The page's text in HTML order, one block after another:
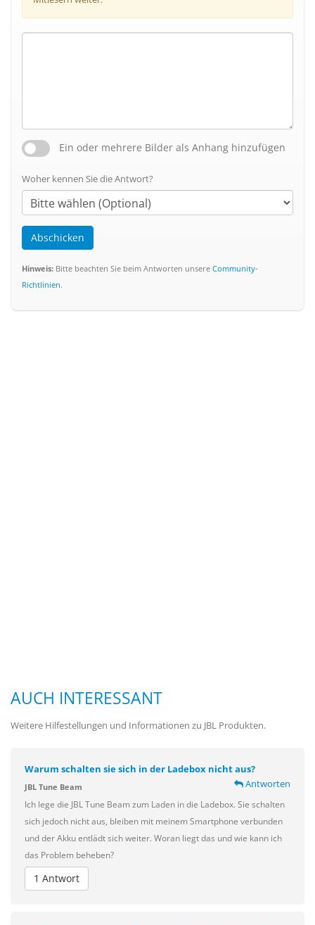
Ein oder mehrere Bilder als Anhang hinzufügen
Woher kennen Sie die Antwort?
Abschicken
Hinweis: Bitte beachten Sie beim Antworten unsere Community-
Richtlinien.
AUCH INTERESSANT
Weitere Hilfestellungen und Informationen zu JBL Produkten.
Warum schalten sie sich in der Ladebox nicht aus?
Antworten
JBL Tune Beam
Ich lege die JBL Tune Beam zum Laden in die Ladebox. Sie schalten
sich jedoch nicht aus, bleiben mit meinem Smartphone verbunden
und der Akku entlädt sich weiter. Woran liegt das und wie kann ich
das Problem beheben?
1 Antwort